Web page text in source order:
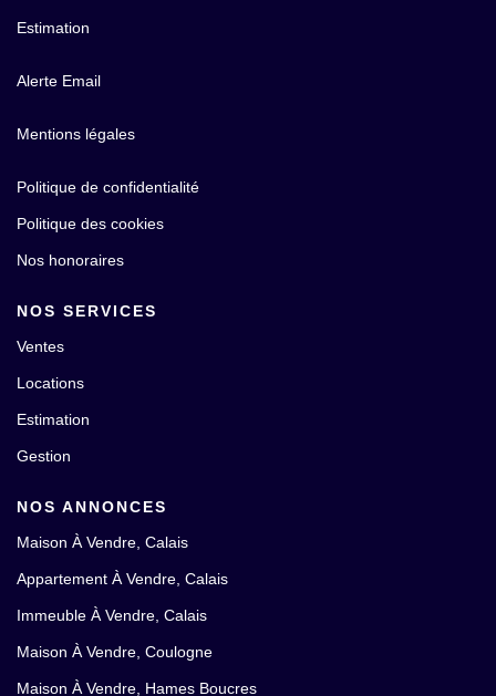
Estimation
Alerte Email
Mentions légales
Politique de confidentialité
Politique des cookies
Nos honoraires
NOS SERVICES
Ventes
Locations
Estimation
Gestion
NOS ANNONCES
Maison À Vendre, Calais
Appartement À Vendre, Calais
Immeuble À Vendre, Calais
Maison À Vendre, Coulogne
Maison À Vendre, Hames Boucres